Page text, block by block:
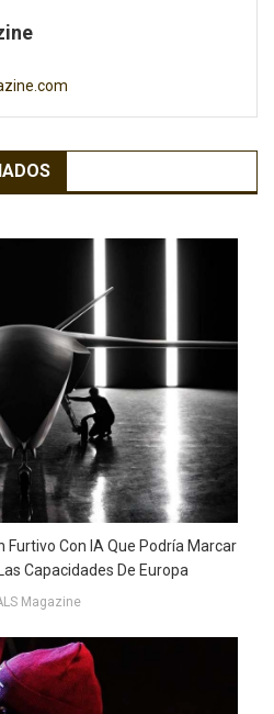
Furtivo Con IA Que Podría Marcar
Capacidades De Europa
Magazine